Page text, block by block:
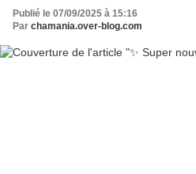
Publié le 07/09/2025 à 15:16
Par chamania.over-blog.com